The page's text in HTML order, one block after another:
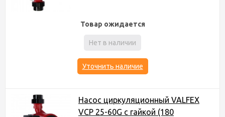
Товар ожидается
Нет в наличии
Уточнить наличие
Насос циркуляционный VALFEX
VCP 25-60G с гайкой (180